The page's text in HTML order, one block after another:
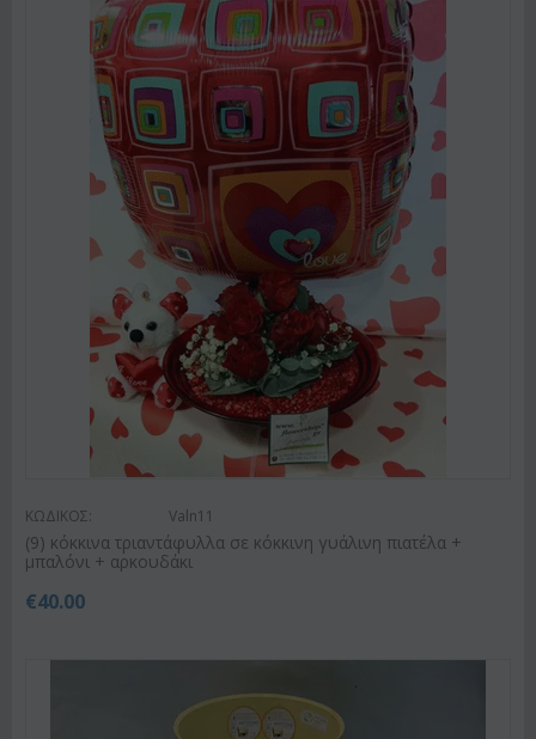
ΚΩΔΙΚΟΣ: Valn11
(9) κόκκινα τριαντάφυλλα σε κόκκινη γυάλινη πιατέλα +
μπαλόνι + αρκουδάκι
€40.00